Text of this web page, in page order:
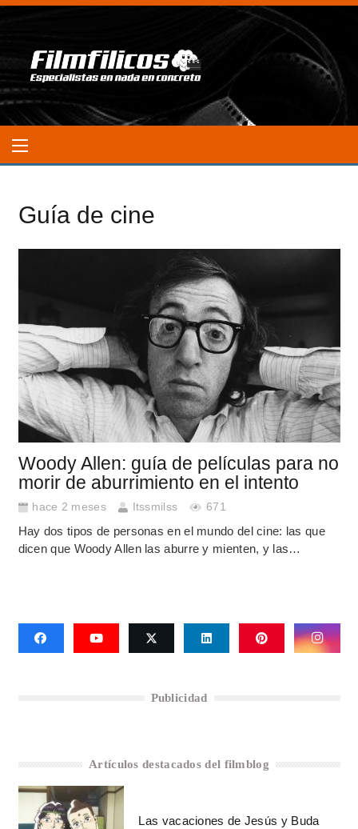
Guía de cine
Woody Allen: guía de películas para no
morir de aburrimiento en el intento
hace 2 meses Itssmilss 671
Hay dos tipos de personas en el mundo del cine: las que
dicen que Woody Allen las aburre y mienten, y las…
Publicidad
Artículos destacados del filmblog
Las vacaciones de Jesús y Buda